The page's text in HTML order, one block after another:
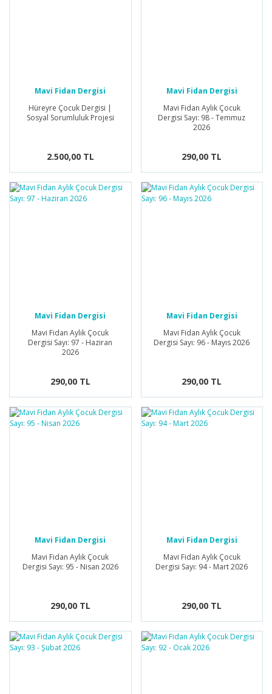
Mavi Fidan Dergisi
Hüreyre Çocuk Dergisi |
Sosyal Sorumluluk Projesi
2.500,00 TL
Mavi Fidan Dergisi
Mavi Fidan Aylık Çocuk
Dergisi Sayı: 98 - Temmuz
2026
290,00 TL
Mavi Fidan Dergisi
Mavi Fidan Aylık Çocuk
Dergisi Sayı: 97 - Haziran
2026
290,00 TL
Mavi Fidan Dergisi
Mavi Fidan Aylık Çocuk
Dergisi Sayı: 96 - Mayıs 2026
290,00 TL
Mavi Fidan Dergisi
Mavi Fidan Aylık Çocuk
Dergisi Sayı: 95 - Nisan 2026
290,00 TL
Mavi Fidan Dergisi
Mavi Fidan Aylık Çocuk
Dergisi Sayı: 94 - Mart 2026
290,00 TL